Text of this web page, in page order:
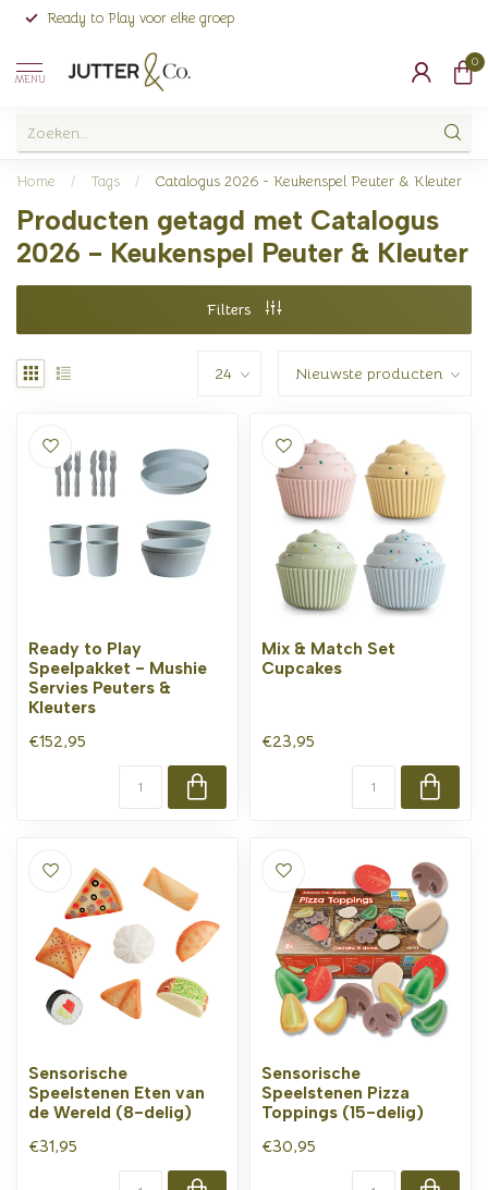
Ready to Play voor elke groep
MENU
0
Home / Tags / Catalogus 2026 - Keukenspel Peuter & Kleuter
Producten getagd met Catalogus
2026 - Keukenspel Peuter & Kleuter
Filters
Ready to Play
Speelpakket - Mushie
Servies Peuters &
Kleuters
€152,95
Mix & Match Set
Cupcakes
€23,95
Sensorische
Speelstenen Eten van
de Wereld (8-delig)
€31,95
Sensorische
Speelstenen Pizza
Toppings (15-delig)
€30,95